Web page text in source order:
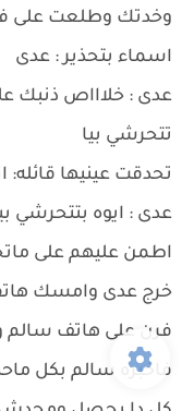
وخدتك وطلعت على
اسماء بتحذير : عدى
عدى : خلاااص ذنبك
تتحرشي بيا
تحدقت عينيها
عدى : ايوه بتتحرشي
اطمن عليهم على
خرج عدى وامسك
فرن على هاتف سالم
فاخبره سالم بكل